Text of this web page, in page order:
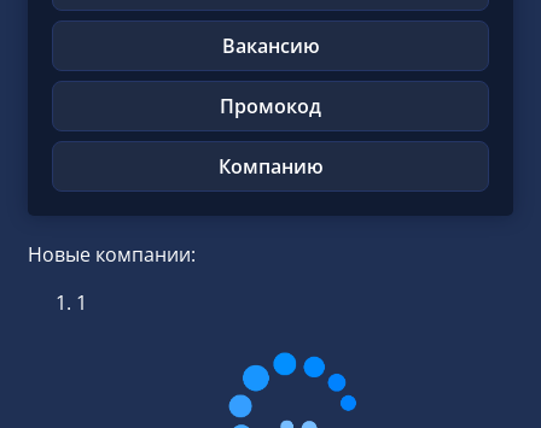
Вакансию
Промокод
Компанию
Новые компании:
1